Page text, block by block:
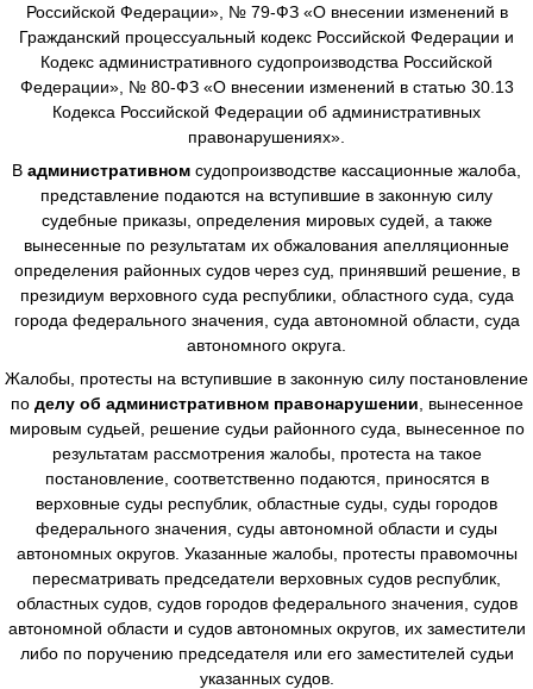
Российской Федерации», № 79-ФЗ «О внесении изменений в
Гражданский процессуальный кодекс Российской Федерации и
Кодекс административного судопроизводства Российской
Федерации», № 80-ФЗ «О внесении изменений в статью 30.13
Кодекса Российской Федерации об административных
правонарушениях».
В административном судопроизводстве кассационные жалоба,
представление подаются на вступившие в законную силу
судебные приказы, определения мировых судей, а также
вынесенные по результатам их обжалования апелляционные
определения районных судов через суд, принявший решение, в
президиум верховного суда республики, областного суда, суда
города федерального значения, суда автономной области, суда
автономного округа.
Жалобы, протесты на вступившие в законную силу постановление
по делу об административном правонарушении , вынесенное
мировым судьей, решение судьи районного суда, вынесенное по
результатам рассмотрения жалобы, протеста на такое
постановление, соответственно подаются, приносятся в
верховные суды республик, областные суды, суды городов
федерального значения, суды автономной области и суды
автономных округов. Указанные жалобы, протесты правомочны
пересматривать председатели верховных судов республик,
областных судов, судов городов федерального значения, судов
автономной области и судов автономных округов, их заместители
либо по поручению председателя или его заместителей судьи
указанных судов.